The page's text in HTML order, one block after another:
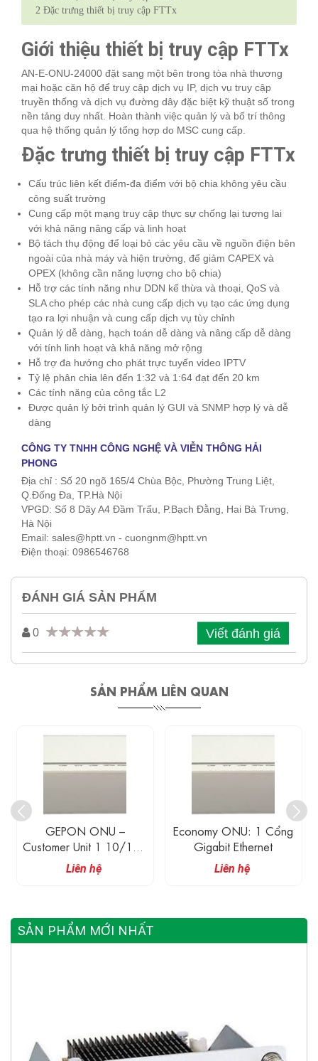
2 Đặc trưng thiết bị truy cập FTTx
Giới thiệu thiết bị truy cập FTTx
AN-E-ONU-24000 đặt sang một bên trong tòa nhà thương
mại hoặc căn hộ để truy cập dịch vụ IP, dịch vụ truy cập
truyền thống và dịch vụ đường dây đặc biệt kỹ thuật số trong
nền tảng duy nhất. Hoàn thành việc quản lý và bố trí thông
qua hệ thống quản lý tổng hợp do MSC cung cấp.
Đặc trưng thiết bị truy cập FTTx
Cấu trúc liên kết điểm-đa điểm với bộ chia không yêu cầu
công suất trường
Cung cấp một mạng truy cập thực sự chống lại tương lai
với khả năng nâng cấp và linh hoạt
Bộ tách thụ động để loại bỏ các yêu cầu về nguồn điện bên
ngoài của nhà máy và hiện trường, để giảm CAPEX và
OPEX (không cần năng lượng cho bộ chia)
Hỗ trợ các tính năng như DDN kế thừa và thoại, QoS và
SLA cho phép các nhà cung cấp dịch vụ tạo các ứng dụng
tạo ra lợi nhuận và cung cấp dịch vụ tùy chỉnh
Quản lý dễ dàng, hạch toán dễ dàng và nâng cấp dễ dàng
với tính linh hoạt và khả năng mở rộng
Hỗ trợ đa hướng cho phát trực tuyến video IPTV
Tỷ lệ phân chia lên đến 1:32 và 1:64 đạt đến 20 km
Các tính năng của công tắc L2
Được quản lý bởi trình quản lý GUI và SNMP hợp lý và dễ
dàng
CÔNG TY TNHH CÔNG NGHỆ VÀ VIỄN THÔNG HẢI
PHONG
Địa chỉ : Số 20 ngõ 165/4 Chùa Bộc, Phường Trung Liệt,
Q.Đống Đa, TP.Hà Nội
VPGD: Số 8 Dãy A4 Đầm Trấu, P.Bạch Đằng, Hai Bà Trưng,
Hà Nội
Email: sales@hptt.vn - cuongnm@hptt.vn
Điện thoại: 0986546768
ĐÁNH GIÁ SẢN PHẨM
0 Viết đánh giá
SẢN PHẨM LIÊN QUAN
GEPON ONU –
Customer Unit 1 10/100
Mbit/s Và 1 Cổng PON
Liên hệ
Economy ONU: 1 Cổng
Gigabit Ethernet
Liên hệ
SẢN PHẨM MỚI NHẤT